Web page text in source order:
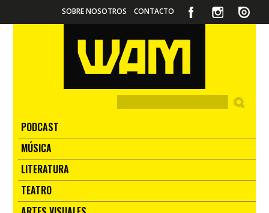
SOBRE NOSOTROS CONTACTO
PODCAST
MÚSICA
LITERATURA
TEATRO